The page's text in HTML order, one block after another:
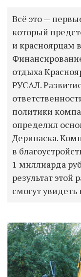
Всё это —
который
и красноярцам
отдыха
РУСАЛ.
политики
определил
Дерипаска.
в
1 миллиарда
результат этой
смогут увидеть